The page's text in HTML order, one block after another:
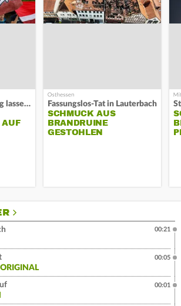
"Löwen aus dem Käfig lassen"
S
Fassungslos-Tat in Lauterbach
SCHMUCK AUS
BRANDRUINE
GESTOHLEN
00:21
00:05
00:01